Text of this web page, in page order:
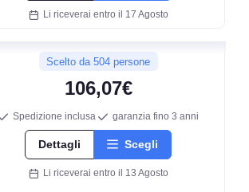
Li riceverai entro il 17 Agosto
Scelto da 504 persone
106,07€
Spedizione inclusa garanzia fino 3 anni
Dettagli Scegli
Li riceverai entro il 13 Agosto